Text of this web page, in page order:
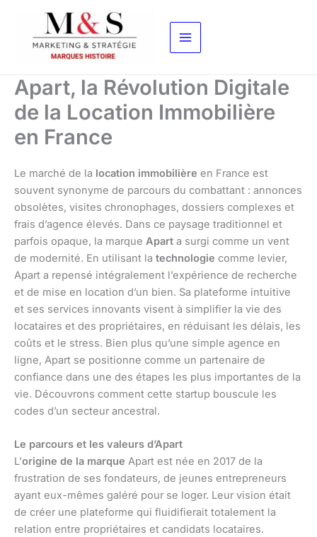
contenu
Apart, la Révolution Digitale
de la Location Immobilière
en France
Le marché de la location immobilière en France est
souvent synonyme de parcours du combattant : annonces
obsolètes, visites chronophages, dossiers complexes et
frais d’agence élevés. Dans ce paysage traditionnel et
parfois opaque, la marque Apart a surgi comme un vent
de modernité. En utilisant la technologie comme levier,
Apart a repensé intégralement l’expérience de recherche
et de mise en location d’un bien. Sa plateforme intuitive
et ses services innovants visent à simplifier la vie des
locataires et des propriétaires, en réduisant les délais, les
coûts et le stress. Bien plus qu’une simple agence en
ligne, Apart se positionne comme un partenaire de
confiance dans une des étapes les plus importantes de la
vie. Découvrons comment cette startup bouscule les
codes d’un secteur ancestral.
Le parcours et les valeurs d’Apart
L’origine de la marque Apart est née en 2017 de la
frustration de ses fondateurs, de jeunes entrepreneurs
ayant eux-mêmes galéré pour se loger. Leur vision était
de créer une plateforme qui fluidifierait totalement la
relation entre propriétaires et candidats locataires.